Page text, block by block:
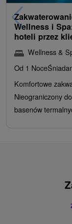
Wellness i
hoteli przez
Wellness &
Od 1 Noce
Komfortowe
Nieograniczony
basenów